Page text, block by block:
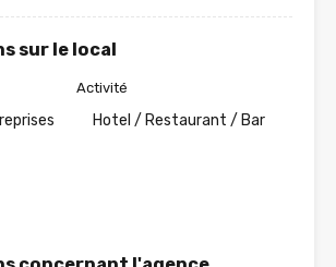
sur le local
Activité
Hotel / Restaurant / Bar